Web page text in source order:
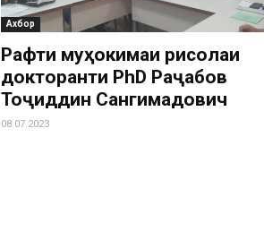
Ахбор
Рафти муҳокимаи рисолаи
докторанти PhD Раҷабов
Тоҷиддин Сангимадович
08.07.2023